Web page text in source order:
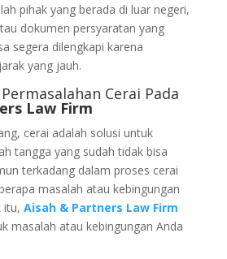
pihak yang berada di luar negeri,
dokumen persyaratan yang
segera dilengkapi karena
yang jauh.
Cerai Pada
Law Firm
cerai adalah solusi untuk
tangga yang sudah tidak bisa
terkadang dalam proses cerai
masalah atau kebingungan
itu, Aisah & Partners Law Firm
masalah atau kebingungan Anda